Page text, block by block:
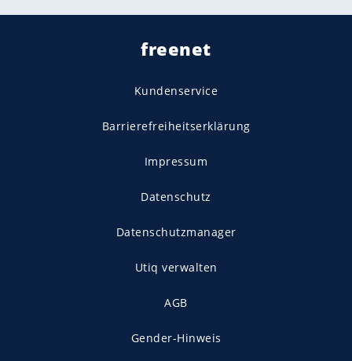
freenet
Kundenservice
Barrierefreiheitserklärung
Impressum
Datenschutz
Datenschutzmanager
Utiq verwalten
AGB
Gender-Hinweis